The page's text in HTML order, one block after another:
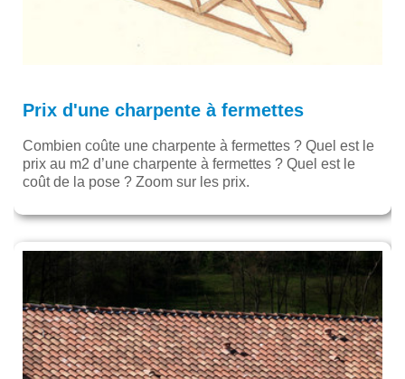
Prix d'une charpente à fermettes
Combien coûte une charpente à fermettes ? Quel est le
prix au m2 d’une charpente à fermettes ? Quel est le
coût de la pose ? Zoom sur les prix.